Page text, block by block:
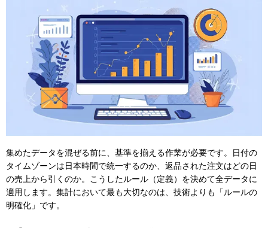
集めたデータを混ぜる前に、基準を揃える作業が必要です。日付の
タイムゾーンは日本時間で統一するのか、返品された注文はどの日
の売上から引くのか。こうしたルール（定義）を決めて全データに
適用します。集計において最も大切なのは、技術よりも「ルールの
明確化」です。